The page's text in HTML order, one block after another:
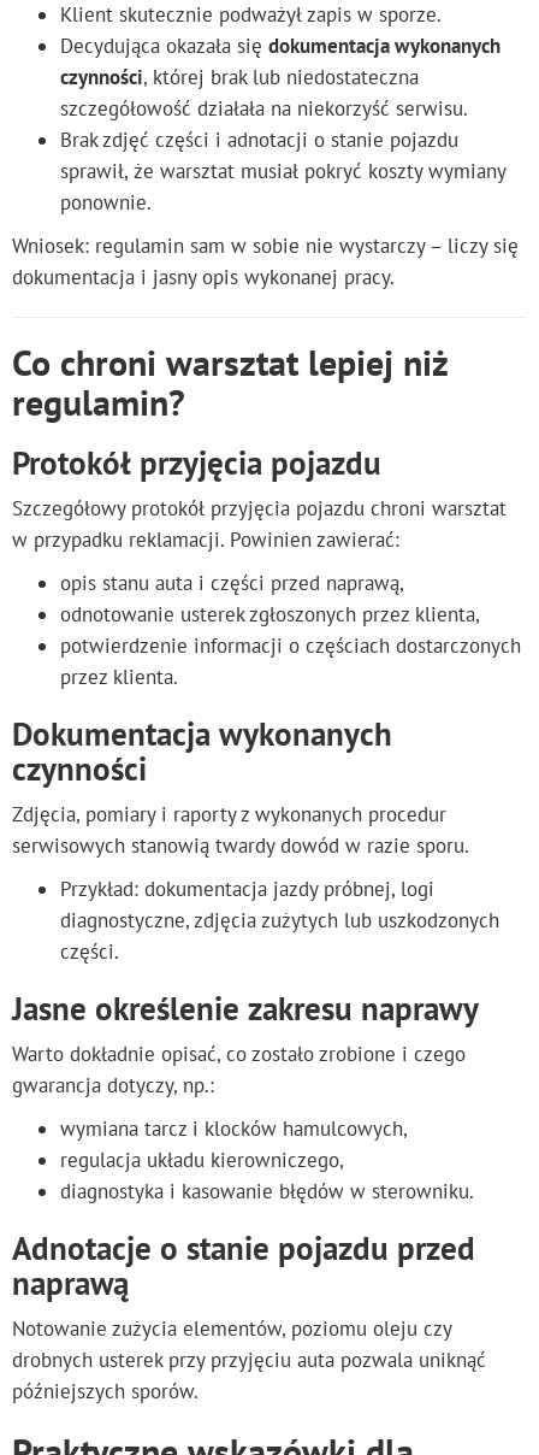
Klient skutecznie podważył zapis w sporze.
Decydująca okazała się dokumentacja wykonanych
czynności, której brak lub niedostateczna
szczegółowość działała na niekorzyść serwisu.
Brak zdjęć części i adnotacji o stanie pojazdu
sprawił, że warsztat musiał pokryć koszty wymiany
ponownie.
Wniosek: regulamin sam w sobie nie wystarczy – liczy się
dokumentacja i jasny opis wykonanej pracy.
Co chroni warsztat lepiej niż
regulamin?
Protokół przyjęcia pojazdu
Szczegółowy protokół przyjęcia pojazdu chroni warsztat
w przypadku reklamacji. Powinien zawierać:
opis stanu auta i części przed naprawą,
odnotowanie usterek zgłoszonych przez klienta,
potwierdzenie informacji o częściach dostarczonych
przez klienta.
Dokumentacja wykonanych
czynności
Zdjęcia, pomiary i raporty z wykonanych procedur
serwisowych stanowią twardy dowód w razie sporu.
Przykład: dokumentacja jazdy próbnej, logi
diagnostyczne, zdjęcia zużytych lub uszkodzonych
części.
Jasne określenie zakresu naprawy
Warto dokładnie opisać, co zostało zrobione i czego
gwarancja dotyczy, np.:
wymiana tarcz i klocków hamulcowych,
regulacja układu kierowniczego,
diagnostyka i kasowanie błędów w sterowniku.
Adnotacje o stanie pojazdu przed
naprawą
Notowanie zużycia elementów, poziomu oleju czy
drobnych usterek przy przyjęciu auta pozwala uniknąć
późniejszych sporów.